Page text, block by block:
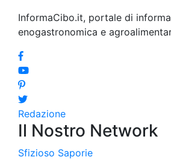
InformaCibo.it, portale di
enogastronomica e
Redazione
Il Nostro Network
Sfizioso Saporie